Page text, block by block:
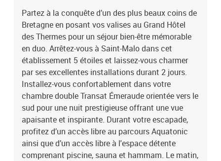
Partez à la conquête d’un des plus beaux coins de
Bretagne en posant vos valises au Grand Hôtel
des Thermes pour un séjour bien-être mémorable
en duo. Arrêtez-vous à Saint-Malo dans cet
établissement 5 étoiles et laissez-vous charmer
par ses excellentes installations durant 2 jours.
Installez-vous confortablement dans votre
chambre double Transat Émeraude orientée vers le
sud pour une nuit prestigieuse offrant une vue
apaisante et inspirante. Durant votre escapade,
profitez d’un accès libre au parcours Aquatonic
ainsi que d’un accès libre à l'espace détente
comprenant piscine, sauna et hammam. Le matin,